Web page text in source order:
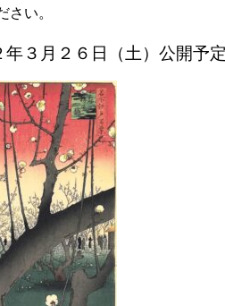
さい。
年３月２６日（土）公開予定